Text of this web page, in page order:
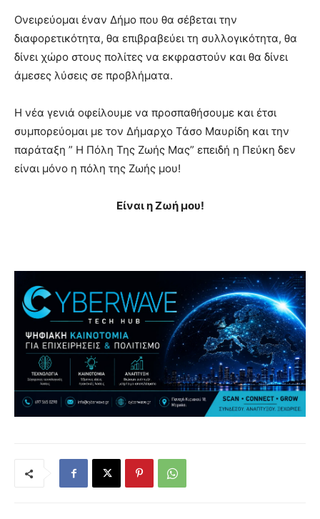
Ονειρεύομαι έναν Δήμο που θα σέβεται την
διαφορετικότητα, θα επιβραβεύει τη συλλογικότητα, θα
δίνει χώρο στους πολίτες να εκφραστούν και θα δίνει
άμεσες λύσεις σε προβλήματα.
Η νέα γενιά οφείλουμε να προσπαθήσουμε και έτσι
συμπορεύομαι με τον Δήμαρχο Τάσο Μαυρίδη και την
παράταξη ” Η Πόλη Της Ζωής Μας” επειδή η Πεύκη δεν
είναι μόνο η πόλη της Ζωής μου!
Είναι η Ζωή μου!